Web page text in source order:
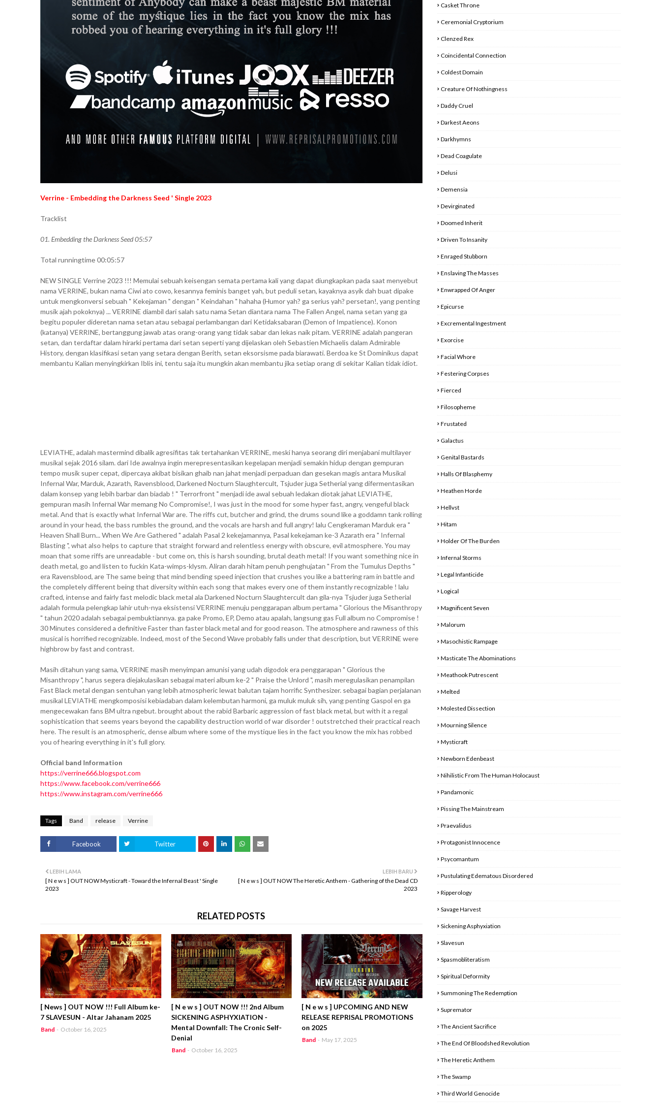
Verrine - Embedding the Darkness Seed ' Single 2023
Tracklist
01. Embedding the Darkness Seed 05:57
Total runningtime 00:05:57
NEW SINGLE Verrine 2023 !!! Memulai sebuah keisengan semata pertama kali yang dapat diungkapkan pada saat menyebut
nama VERRINE, bukan nama Ciwi ato cowo, kesannya feminis banget yah, but peduli setan, kayaknya asyik dah buat dipake
untuk mengkonversi sebuah " Kekejaman " dengan " Keindahan " hahaha (Humor yah? ga serius yah? persetan!, yang penting
musik ajah pokoknya) ... VERRINE diambil dari salah satu nama Setan diantara nama The Fallen Angel, nama setan yang ga
begitu populer dideretan nama setan atau sebagai perlambangan dari Ketidaksabaran (Demon of Impatience). Konon
(katanya) VERRINE, bertanggung jawab atas orang-orang yang tidak sabar dan lekas naik pitam. VERRINE adalah pangeran
setan, dan terdaftar dalam hirarki pertama dari setan seperti yang dijelaskan oleh Sebastien Michaelis dalam Admirable
History, dengan klasifikasi setan yang setara dengan Berith, setan eksorsisme pada biarawati. Berdoa ke St Dominikus dapat
membantu Kalian menyingkirkan Iblis ini, tentu saja itu mungkin akan membantu jika setiap orang di sekitar Kalian tidak idiot.
LEVIATHE, adalah mastermind dibalik agresifitas tak tertahankan VERRINE, meski hanya seorang diri menjabani multilayer
musikal sejak 2016 silam. dari Ide awalnya ingin merepresentasikan kegelapan menjadi semakin hidup dengan gempuran
tempo musik super cepat, dipercaya akibat bisikan ghaib nan jahat menjadi perpaduan dan gesekan magis antara Musikal
Infernal War, Marduk, Azarath, Ravensblood, Darkened Nocturn Slaughtercult, Tsjuder juga Setherial yang difermentasikan
dalam konsep yang lebih barbar dan biadab ! " Terrorfront " menjadi ide awal sebuah ledakan diotak jahat LEVIATHE,
gempuran masih Infernal War memang No Compromise!, I was just in the mood for some hyper fast, angry, vengeful black
metal. And that is exactly what Infernal War are. The riffs cut, butcher and grind, the drums sound like a goddamn tank rolling
around in your head, the bass rumbles the ground, and the vocals are harsh and full angry! lalu Cengkeraman Marduk era "
Heaven Shall Burn... When We Are Gathered " adalah Pasal 2 kekejamannya, Pasal kekejaman ke-3 Azarath era " Infernal
Blasting ", what also helps to capture that straight forward and relentless energy with obscure, evil atmosphere. You may
moan that some riffs are unreadable - but come on, this is harsh sounding, brutal death metal! If you want something nice in
death metal, go and listen to fuckin Kata-wimps-klysm. Aliran darah hitam penuh penghujatan " From the Tumulus Depths "
era Ravensblood, are The same being that mind bending speed injection that crushes you like a battering ram in battle and
the completely different being that diversity within each song that makes every one of them instantly recognizable ! lalu
crafted, intense and fairly fast melodic black metal ala Darkened Nocturn Slaughtercult dan gila-nya Tsjuder juga Setherial
adalah formula pelengkap lahir utuh-nya eksistensi VERRINE menuju penggarapan album pertama " Glorious the Misanthropy
" tahun 2020 adalah sebagai pembuktiannya. ga pake Promo, EP, Demo atau apalah, langsung gas Full album no Compromise !
30 Minutes considered a definitive Faster than faster black metal and for good reason. The atmosphere and rawness of this
musical is horrified recognizable. Indeed, most of the Second Wave probably falls under that description, but VERRINE were
highbrow by fast and contrast.
Masih ditahun yang sama, VERRINE masih menyimpan amunisi yang udah digodok era penggarapan " Glorious the
Misanthropy ", harus segera diejakulasikan sebagai materi album ke-2 " Praise the Unlord ", masih meregulasikan penampilan
Fast Black metal dengan sentuhan yang lebih atmospheric lewat balutan tajam horrific Synthesizer. sebagai bagian perjalanan
musikal LEVIATHE mengkomposisi kebiadaban dalam kelembutan harmoni, ga muluk muluk sih, yang penting Gaspol en ga
mengecewakan fans BM ultra ngebut. brought about the rabid Barbaric aggression of fast black metal, but with it a regal
sophistication that seems years beyond the capability destruction world of war disorder ! outstretched their practical reach
here. The result is an atmospheric, dense album where some of the mystique lies in the fact you know the mix has robbed
you of hearing everything in it's full glory.
Official band Information
https://verrine666.blogspot.com
https://www.facebook.com/verrine666
https://www.instagram.com/verrine666
Tags Band release Verrine
Facebook Twitter
LEBIH BARU
[ N e w s ] OUT NOW The Heretic Anthem - Gathering of the Dead CD
2023
LEBIH LAMA
[ N e w s ] OUT NOW Mysticraft - Toward the Infernal Beast ' Single
2023
RELATED POSTS
[ News ] OUT NOW !!! Full Album ke-
7 SLAVESUN - Altar Jahanam 2025
Band - October 16, 2025
[ N e w s ] OUT NOW !!! 2nd Album
SICKENING ASPHYXIATION -
Mental Downfall: The Cronic Self-
Denial
Band - October 16, 2025
[ N e w s ] UPCOMING AND NEW
RELEASE REPRISAL PROMOTIONS
on 2025
Band - May 17, 2025
Casket Throne
Ceremonial Cryptorium
Clenzed Rex
Coincidental Connection
Coldest Domain
Creature Of Nothingness
Daddy Cruel
Darkest Aeons
Darkhymns
Dead Coagulate
Delusi
Demensia
Devirginated
Doomed Inherit
Driven To Insanity
Enraged Stubborn
Enslaving The Masses
Enwrapped Of Anger
Epicurse
Excremental Ingestment
Exorcise
Facial Whore
Festering Corpses
Fierced
Filosopheme
Frustated
Galactus
Genital Bastards
Halls Of Blasphemy
Heathen Horde
Hellvst
Hitam
Holder Of The Burden
Infernal Storms
Legal Infanticide
Logical
Magnificent Seven
Malorum
Masochistic Rampage
Masticate The Abominations
Meathook Putrescent
Melted
Molested Dissection
Mourning Silence
Mysticraft
Newborn Edenbeast
Nihilistic From The Human Holocaust
Pandamonic
Pissing The Mainstream
Praevalidus
Protagonist Innocence
Psycomantum
Pustulating Edematous Disordered
Ripperology
Savage Harvest
Sickening Asphyxiation
Slavesun
Spasmobliteratism
Spiritual Deformity
Summoning The Redemption
Supremator
The Ancient Sacrifice
The End Of Bloodshed Revolution
The Heretic Anthem
The Swamp
Third World Genocide